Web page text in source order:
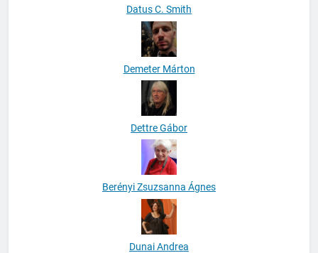
Datus C. Smith
Demeter Márton
Dettre Gábor
Berényi Zsuzsanna Ágnes
Dunai Andrea